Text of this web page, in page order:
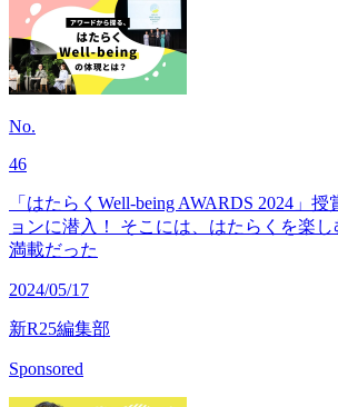
No.
46
「はたらくWell-being AWARDS 2024」
ョンに潜入！ そこには、はたらくを楽
満載だった
2024/05/17
新R25編集部
Sponsored